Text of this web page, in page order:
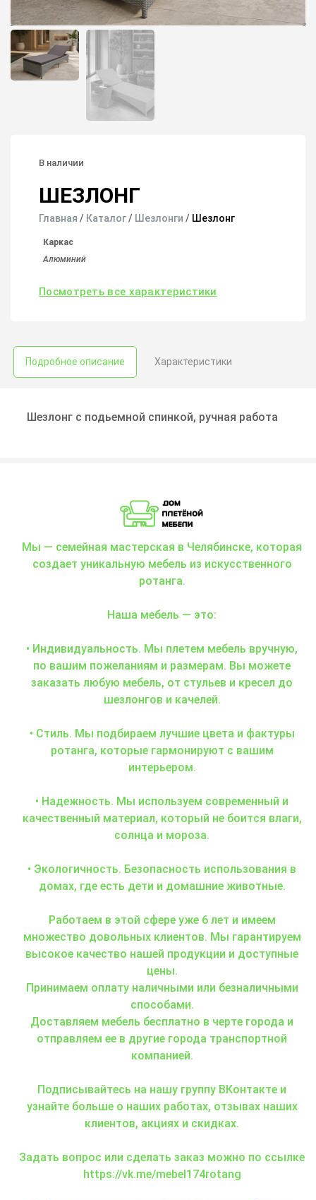
В наличии
ШЕЗЛОНГ
Главная / Каталог/ Шезлонги / Шезлонг
Каркас
Алюминий
Посмотреть все характеристики
Подробное описание Характеристики
Шезлонг с подьемной спинкой, ручная работа
Мы — семейная мастерская в Челябинске, которая
создает уникальную мебель из искусственного
ротанга.
Наша мебель — это:
• Индивидуальность. Мы плетем мебель вручную,
по вашим пожеланиям и размерам. Вы можете
заказать любую мебель, от стульев и кресел до
шезлонгов и качелей.
• Стиль. Мы подбираем лучшие цвета и фактуры
ротанга, которые гармонируют с вашим
интерьером.
• Надежность. Мы используем современный и
качественный материал, который не боится влаги,
солнца и мороза.
• Экологичность. Безопасность использования в
домах, где есть дети и домашние животные.
Работаем в этой сфере уже 6 лет и имеем
множество довольных клиентов. Мы гарантируем
высокое качество нашей продукции и доступные
цены.
Принимаем оплату наличными или безналичными
способами.
Доставляем мебель бесплатно в черте города и
отправляем ее в другие города транспортной
компанией.
Подписывайтесь на нашу группу ВКонтакте и
узнайте больше о наших работах, отзывах наших
клиентов, акциях и скидках.
Задать вопрос или сделать заказ можно по ссылке
https://vk.me/mebel174rotang